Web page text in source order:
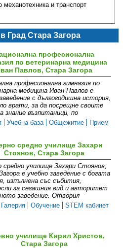
и транспорт
Град Стара Загора
професионална
по ветеринарна медицина
Павлов, Стара Загора
професионална гимназия по
медицина Иван Павлов е
с дългогодишна история,
врати, за да посрещне своите
знание възпитаници, по
Учебна база Общежитие Прием
средно училище Захари
Стоянов, Стара Загора
средно училище Захари Стоянов,
е учебно заведение с богата
изпълнена със събития,
за сегашния вид и авторитет
заведение. Отворил
Галерия Обучение STEM кабинет
училище Кирил Христов,
Стара Загора